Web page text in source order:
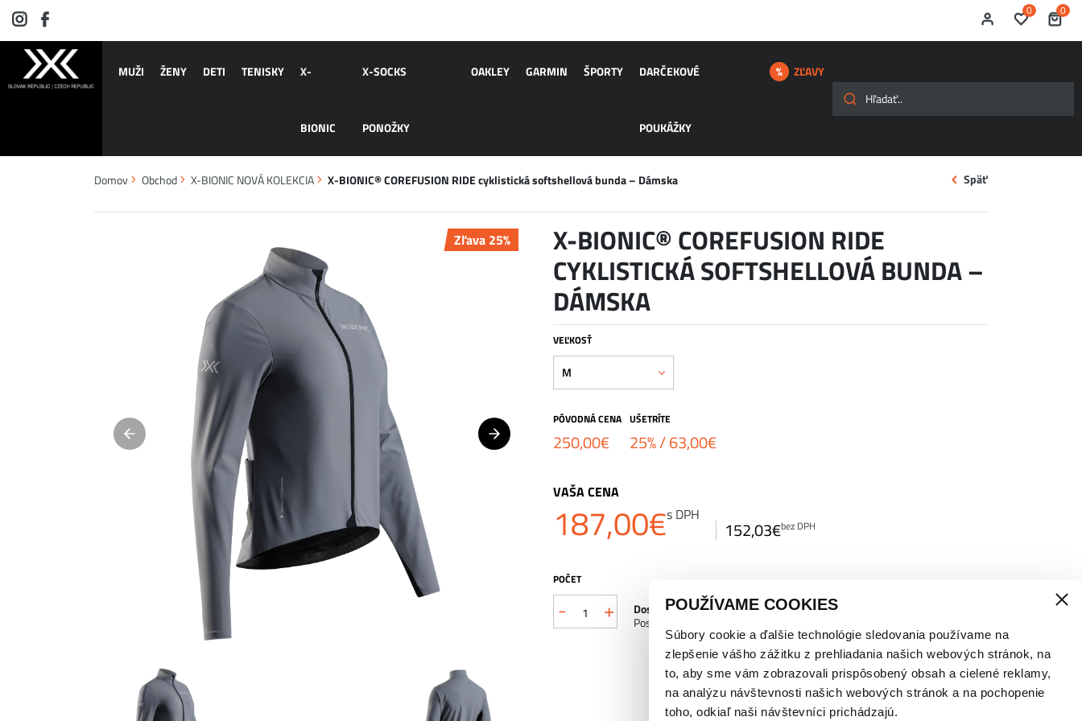
POUŽÍVAME COOKIES
Súbory cookie a ďalšie technológie sledovania používame na
zlepšenie vášho zážitku z prehliadania našich webových stránok, na
to, aby sme vám zobrazovali prispôsobený obsah a cielené reklamy,
na analýzu návštevnosti našich webových stránok a na pochopenie
toho, odkiaľ naši návštevníci prichádzajú.
0 0
MUŽI ŽENY DETI TENISKY X-
BIONIC
X-SOCKS
PONOŽKY
OAKLEY GARMIN ŠPORTY DARČEKOVÉ
POUKÁŽKY
ZĽAVY
Domov Obchod X-BIONIC NOVÁ KOLEKCIA X-BIONIC® COREFUSION RIDE cyklistická softshellová bunda – Dámska Späť
Zľava 25% X-BIONIC® COREFUSION RIDE
CYKLISTICKÁ SOFTSHELLOVÁ BUNDA –
DÁMSKA
VEĽKOSŤ
M
PÔVODNÁ CENA
250,00€
UŠETRÍTE
25% /63,00€
VAŠA CENA
187,00€s DPH
152,03€bez DPH
POČET
- +
Dostupnosť:
Posledný kus na sklade!